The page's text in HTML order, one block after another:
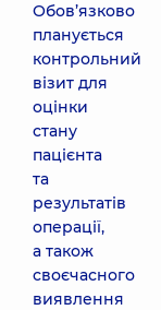
Обов’язково
планується
контрольний
візит для
оцінки
стану
пацієнта
та
результатів
операції,
а також
своєчасного
виявлення